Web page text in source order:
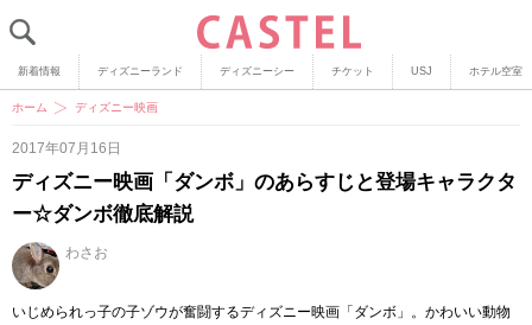
新着情報 ディズニーランド ディズニーシー チケット USJ ホテル空室
ホーム ディズニー映画
2017年07月16日
ディズニー映画「ダンボ」のあらすじと登場キャラクタ
ー☆ダンボ徹底解説
わさお
いじめられっ子の子ゾウが奮闘するディズニー映画「ダンボ」。かわいい動物